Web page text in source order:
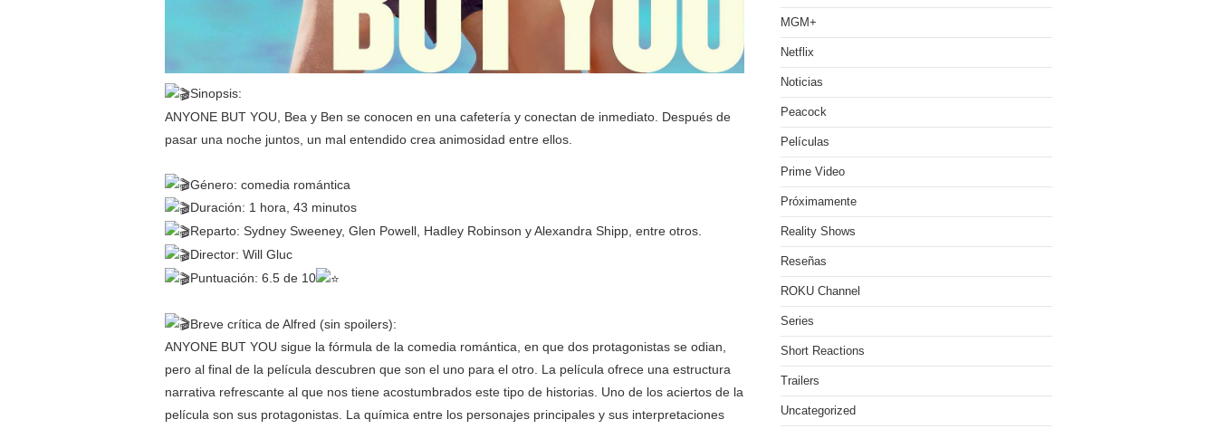
Sinopsis:
ANYONE BUT YOU, Bea y Ben se conocen en una cafetería y conectan de inmediato. Después de
pasar una noche juntos, un mal entendido crea animosidad entre ellos.
Género: comedia romántica
Duración: 1 hora, 43 minutos
Reparto: Sydney Sweeney, Glen Powell, Hadley Robinson y Alexandra Shipp, entre otros.
Director: Will Gluc
Puntuación: 6.5 de 10
Breve crítica de Alfred (sin spoilers):
ANYONE BUT YOU sigue la fórmula de la comedia romántica, en que dos protagonistas se odian,
pero al final de la película descubren que son el uno para el otro. La película ofrece una estructura
narrativa refrescante al que nos tiene acostumbrados este tipo de historias. Uno de los aciertos de la
película son sus protagonistas. La química entre los personajes principales y sus interpretaciones
MGM+
Netflix
Noticias
Peacock
Películas
Prime Video
Próximamente
Reality Shows
Reseñas
ROKU Channel
Series
Short Reactions
Trailers
Uncategorized